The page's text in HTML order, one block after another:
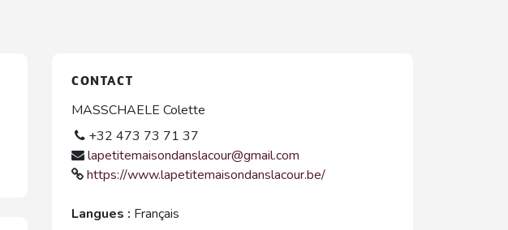
CONTACT
MASSCHAELE Colette
+32 473 73 71 37
lapetitemaisondanslacour@gmail.com
https://www.lapetitemaisondanslacour.be/
Langues : Français